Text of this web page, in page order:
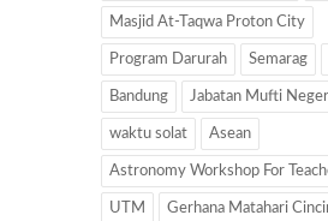
Masjid At-Taqwa Proton City
Program Darurah Semarag
Bandung Jabatan Mufti
waktu solat Asean
Astronomy Workshop For
UTM Gerhana Matahari